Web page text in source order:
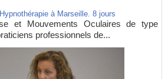
à Marseille. 8 jours
et Mouvements Oculaires de type
professionnels de...